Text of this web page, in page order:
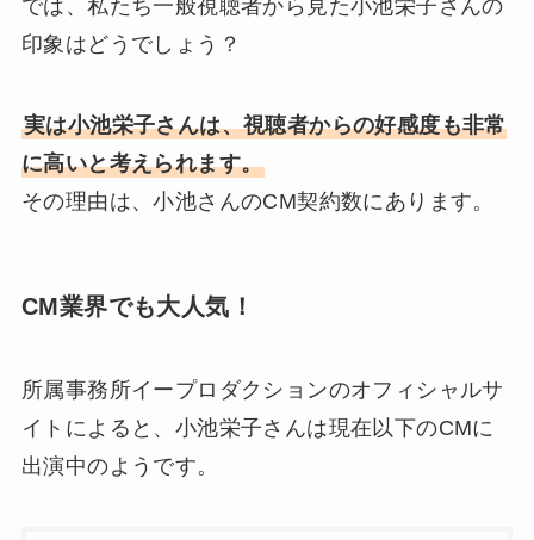
では、私たち一般視聴者から見た小池栄子さんの
印象はどうでしょう？
実は小池栄子さんは、視聴者からの好感度も非常
に高いと考えられます。
その理由は、小池さんのCM契約数にあります。
CM業界でも大人気！
所属事務所イープロダクションのオフィシャルサ
イトによると、小池栄子さんは現在以下のCMに
出演中のようです。